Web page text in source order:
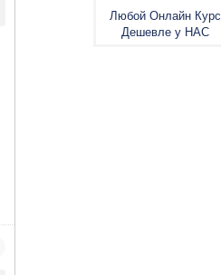
Любой Онлайн Курс
Дешевле у НАС